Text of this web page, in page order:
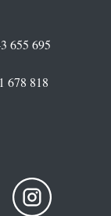
655 695
678 818